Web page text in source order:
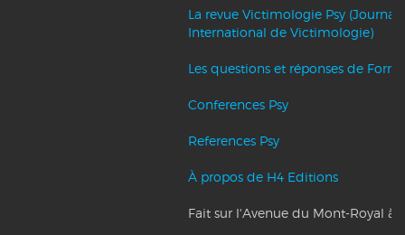
La revue Victimologie Psy (Journal
International de Victimologie)
Les questions et réponses de
Conferences Psy
References Psy
À propos de H4 Editions
Fait sur l'Avenue du Mont-Royal à